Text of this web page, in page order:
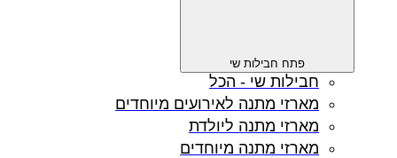
פתח חבילות שי
חבילות שי - הכל
מארזי מתנה לאירועים מיוחדים
מארזי מתנה ליולדת
מארזי מתנה מיוחדים